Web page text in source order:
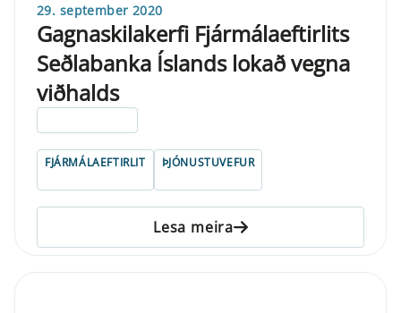
29. september 2020
Gagnaskilakerfi Fjármálaeftirlits
Seðlabanka Íslands lokað vegna
viðhalds
FJÁRMÁLAEFTIRLIT ÞJÓNUSTUVEFUR
Lesa meira